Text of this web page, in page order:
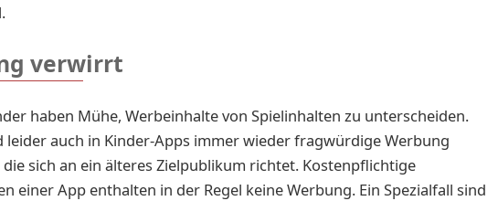
verwirrt
haben Mühe, Werbeinhalte von Spielinhalten zu unterscheiden.
leider auch in Kinder-Apps immer wieder fragwürdige Werbung
sich an ein älteres Zielpublikum richtet. Kostenpflichtige
einer App enthalten in der Regel keine Werbung. Ein Spezialfall sind